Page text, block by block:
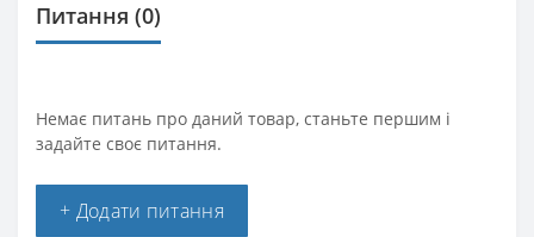
Питання (0)
Немає питань про даний товар, станьте першим і
задайте своє питання.
+ Додати питання